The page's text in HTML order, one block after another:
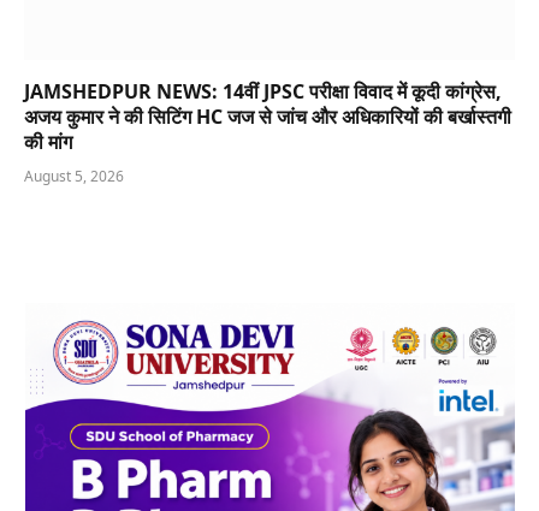
JAMSHEDPUR NEWS: 14वीं JPSC परीक्षा विवाद में कूदी कांग्रेस,
अजय कुमार ने की सिटिंग HC जज से जांच और अधिकारियों की बर्खास्तगी
की मांग
August 5, 2026